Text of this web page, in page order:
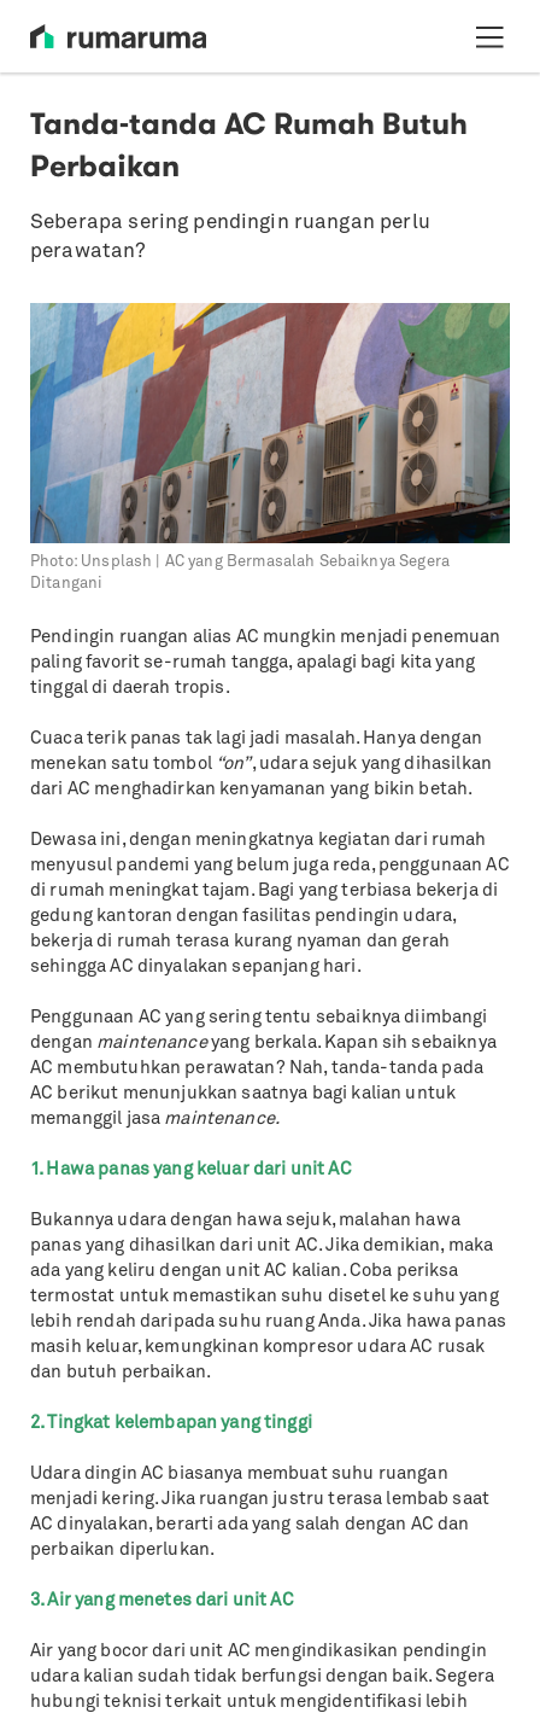
Tanda-tanda AC Rumah Butuh
Perbaikan
Seberapa sering pendingin ruangan perlu
perawatan?
Photo: Unsplash | AC yang Bermasalah Sebaiknya Segera
Ditangani
Pendingin ruangan alias AC mungkin menjadi penemuan
paling favorit se-rumah tangga, apalagi bagi kita yang
tinggal di daerah tropis.
Cuaca terik panas tak lagi jadi masalah. Hanya dengan
menekan satu tombol “on”, udara sejuk yang dihasilkan
dari AC menghadirkan kenyamanan yang bikin betah.
Dewasa ini, dengan meningkatnya kegiatan dari rumah
menyusul pandemi yang belum juga reda, penggunaan AC
di rumah meningkat tajam. Bagi yang terbiasa bekerja di
gedung kantoran dengan fasilitas pendingin udara,
bekerja di rumah terasa kurang nyaman dan gerah
sehingga AC dinyalakan sepanjang hari.
Penggunaan AC yang sering tentu sebaiknya diimbangi
dengan maintenanceyang berkala. Kapan sih sebaiknya
AC membutuhkan perawatan? Nah, tanda-tanda pada
AC berikut menunjukkan saatnya bagi kalian untuk
memanggil jasa maintenance.
1. Hawa panas yang keluar dari unit AC
Bukannya udara dengan hawa sejuk, malahan hawa
panas yang dihasilkan dari unit AC. Jika demikian, maka
ada yang keliru dengan unit AC kalian. Coba periksa
termostat untuk memastikan suhu disetel ke suhu yang
lebih rendah daripada suhu ruang Anda. Jika hawa panas
masih keluar, kemungkinan kompresor udara AC rusak
dan butuh perbaikan.
2. Tingkat kelembapan yang tinggi
Udara dingin AC biasanya membuat suhu ruangan
menjadi kering. Jika ruangan justru terasa lembab saat
AC dinyalakan, berarti ada yang salah dengan AC dan
perbaikan diperlukan.
3. Air yang menetes dari unit AC
Air yang bocor dari unit AC mengindikasikan pendingin
udara kalian sudah tidak berfungsi dengan baik. Segera
hubungi teknisi terkait untuk mengidentifikasi lebih